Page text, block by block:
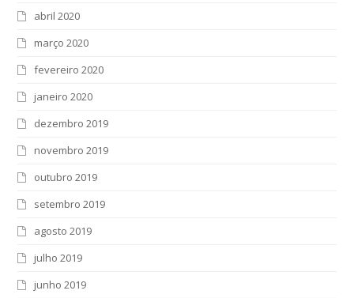
abril 2020
março 2020
fevereiro 2020
janeiro 2020
dezembro 2019
novembro 2019
outubro 2019
setembro 2019
agosto 2019
julho 2019
junho 2019